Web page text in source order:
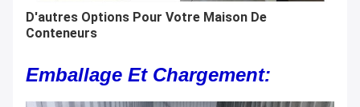
D'autres Options Pour Votre Maison De
Conteneurs
Emballage Et Chargement: